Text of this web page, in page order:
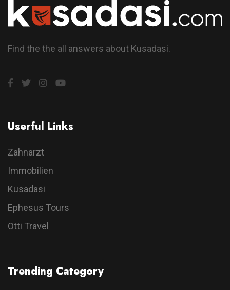
Find the the all answers about Kusadasi.
Userful Links
Zahnarzt
Immobilien
Kusadasi
Ephesus Tours
Otti Travel
Trending Category